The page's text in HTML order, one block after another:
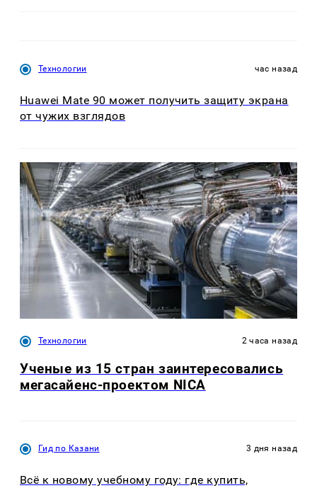
Технологии час назад
Huawei Mate 90 может получить защиту экрана
от чужих взглядов
Технологии 2 часа назад
Ученые из 15 стран заинтересовались
мегасайенс-проектом NICA
Гид по Казани 3 дня назад
Всё к новому учебному году: где купить,